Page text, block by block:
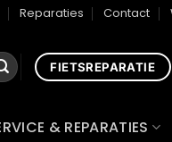
Reparaties Contact
FIETSREPARATIE
& REPARATIES